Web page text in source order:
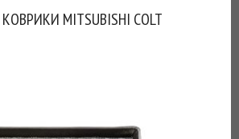
MITSUBISHI COLT